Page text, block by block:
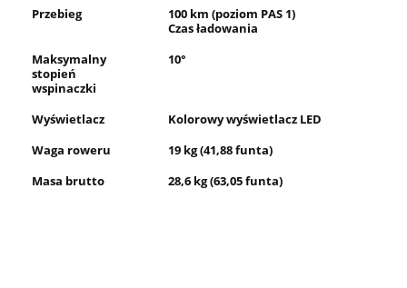
Przebieg
100 km (poziom PAS 1)
Czas ładowania
Maksymalny
stopień
wspinaczki
10°
Wyświetlacz
Kolorowy wyświetlacz LED
Waga roweru
19 kg (41,88 funta)
Masa brutto
28,6 kg (63,05 funta)